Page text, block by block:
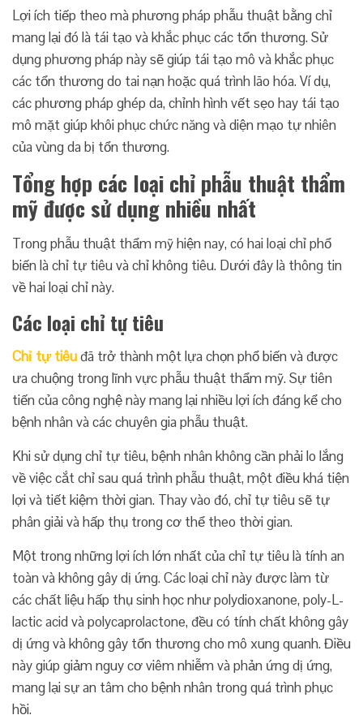
Lợi ích tiếp theo mà phương pháp phẫu thuật bằng chỉ
mang lại đó là tái tạo và khắc phục các tổn thương. Sử
dụng phương pháp này sẽ giúp tái tạo mô và khắc phục
các tổn thương do tai nạn hoặc quá trình lão hóa. Ví dụ,
các phương pháp ghép da, chỉnh hình vết sẹo hay tái tạo
mô mặt giúp khôi phục chức năng và diện mạo tự nhiên
của vùng da bị tổn thương.
Tổng hợp các loại chỉ phẫu thuật thẩm
mỹ được sử dụng nhiều nhất
Trong phẫu thuật thẩm mỹ hiện nay, có hai loại chỉ phổ
biến là chỉ tự tiêu và chỉ không tiêu. Dưới đây là thông tin
về hai loại chỉ này.
Các loại chỉ tự tiêu
Chỉ tự tiêuđã trở thành một lựa chọn phổ biến và được
ưa chuộng trong lĩnh vực phẫu thuật thẩm mỹ. Sự tiên
tiến của công nghệ này mang lại nhiều lợi ích đáng kể cho
bệnh nhân và các chuyên gia phẫu thuật.
Khi sử dụng chỉ tự tiêu, bệnh nhân không cần phải lo lắng
về việc cắt chỉ sau quá trình phẫu thuật, một điều khá tiện
lợi và tiết kiệm thời gian. Thay vào đó, chỉ tự tiêu sẽ tự
phân giải và hấp thụ trong cơ thể theo thời gian.
Một trong những lợi ích lớn nhất của chỉ tự tiêu là tính an
toàn và không gây dị ứng. Các loại chỉ này được làm từ
các chất liệu hấp thụ sinh học như polydioxanone, poly-L-
lactic acid và polycaprolactone, đều có tính chất không gây
dị ứng và không gây tổn thương cho mô xung quanh. Điều
này giúp giảm nguy cơ viêm nhiễm và phản ứng dị ứng,
mang lại sự an tâm cho bệnh nhân trong quá trình phục
hồi.